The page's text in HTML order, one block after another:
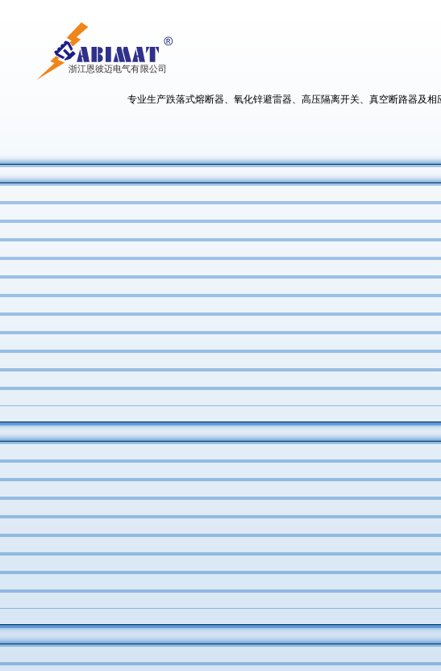
专业生产跌落式熔断器、氧化锌避雷器、高压隔离开关、真空断路器